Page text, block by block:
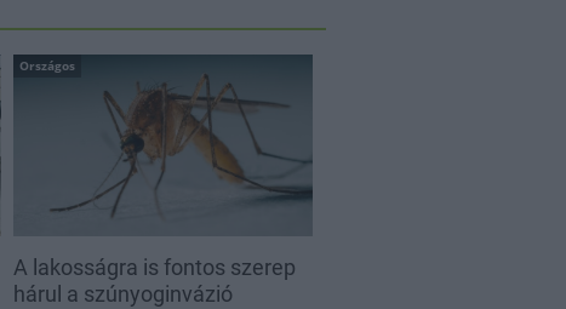
Országos
A lakosságra is fontos szerep
hárul a szúnyoginvázió